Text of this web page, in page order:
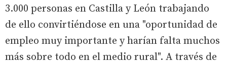
3.000 personas en Castilla y León trabajando
de ello convirtiéndose en una "oportunidad de
empleo muy importante y harían falta muchos
más sobre todo en el medio rural". A través de